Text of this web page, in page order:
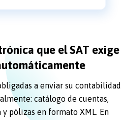
que el SAT exige
a enviar su contabilidad
catálogo de cuentas,
pólizas en formato XML. En